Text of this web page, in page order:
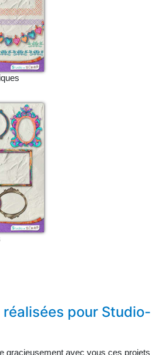
pour Studio-
gracieusement avec vous ces projets